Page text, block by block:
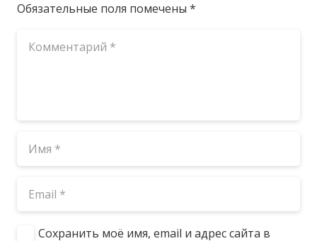
Обязательные поля помечены *
Сохранить моё имя, email и адрес сайта в